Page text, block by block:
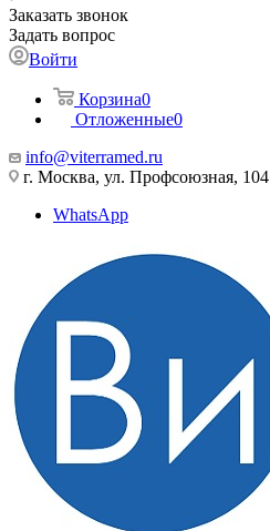
Заказать звонок
Задать вопрос
Войти
Корзина0
Отложенные0
info@viterramed.ru
г. Москва, ул. Профсоюзная, 104
WhatsApp